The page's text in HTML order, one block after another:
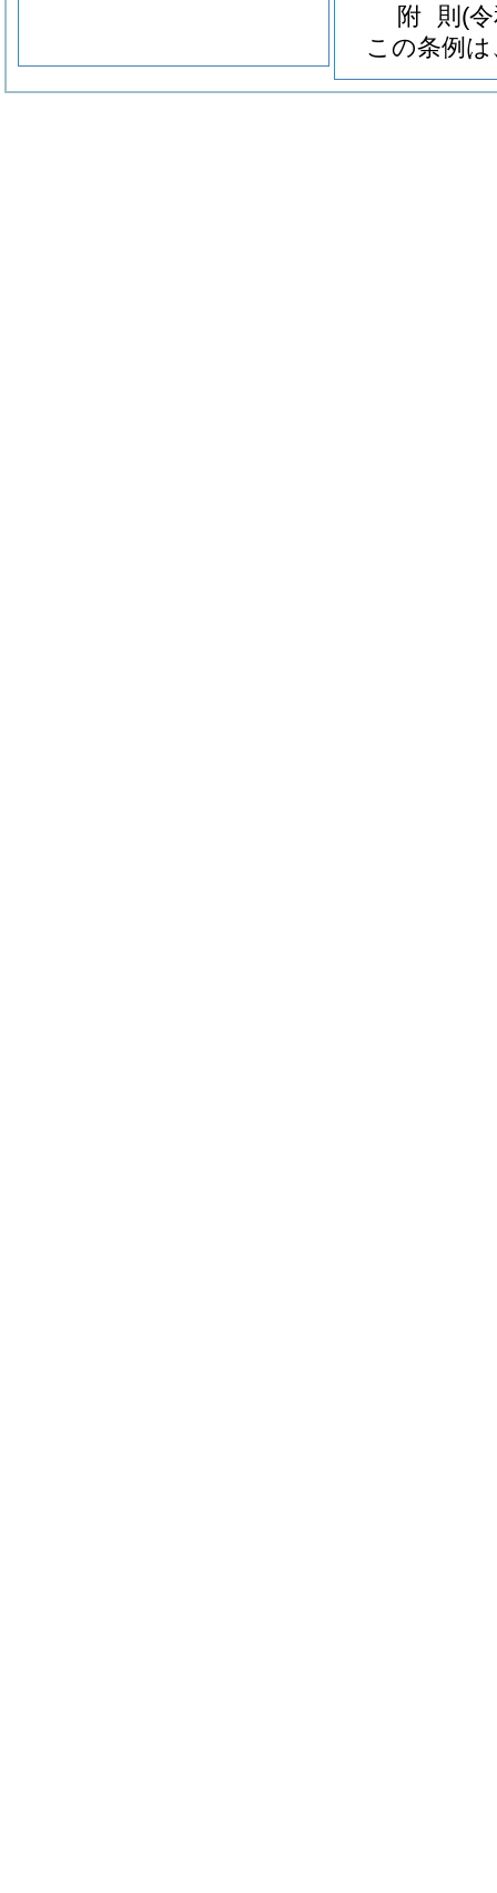
附 則 (
この条例